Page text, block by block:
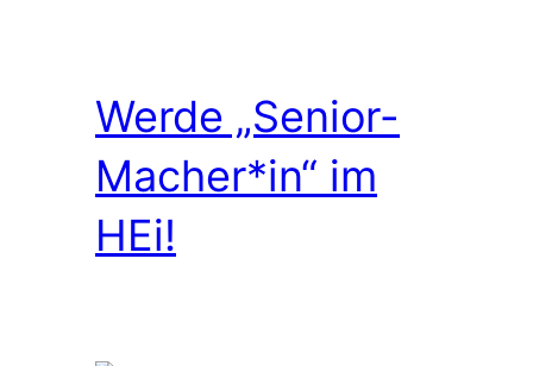
Werde „Senior-
Macher*in“ im
HEi!